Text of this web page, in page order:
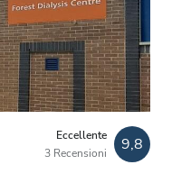
Eccellente
3 Recensioni
9,8